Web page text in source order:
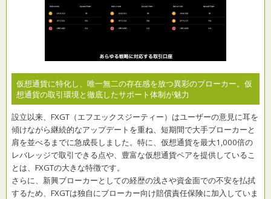
仮想通貨に特化し、唯一無二の存在感を放つ異彩のブローカー。仮
想通貨の取引環境と徹底したサポート体制が魅力
設立以来、FXGT（エフエックスジーティー）はユーザーの意見に耳を
傾けながら継続的なアップデートを重ね、短期間で大手ブローカーと
肩を並べるまでに急成長しました。特に、仮想通貨を最大1,000倍の
レバレッジで取引できる点や、豊富な仮想通貨ペアを提供しているこ
とは、FXGTの大きな特徴です。
さらに、新興ブローカーとしての経歴の浅さや資金面での不安を払拭
するため、FXGTは独自にブローカー向け賠償責任保険に加入していま